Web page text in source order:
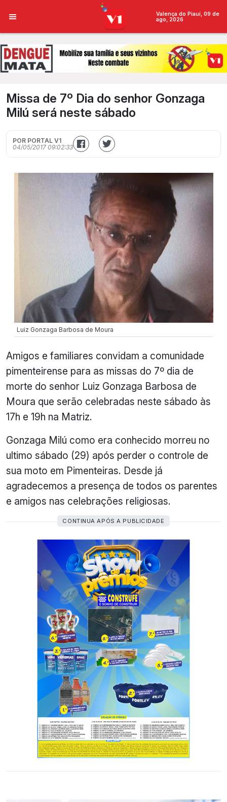
Valença do Piauí, 09 de
ago, 2026
Missa de 7º Dia do senhor Gonzaga
Milú será neste sábado
POR PORTAL V1
04/05/2017 09:02:33
Luiz Gonzaga Barbosa de Moura
Amigos e familiares convidam a comunidade
pimenteirense para as missas do 7º dia de
morte do senhor Luiz Gonzaga Barbosa de
Moura que serão celebradas neste sábado às
17h e 19h na Matriz.
Gonzaga Milú como era conhecido morreu no
ultimo sábado (29) após perder o controle de
sua moto em Pimenteiras. Desde já
agradecemos a presença de todos os parentes
e amigos nas celebrações religiosas.
CONTINUA APÓS A PUBLICIDADE